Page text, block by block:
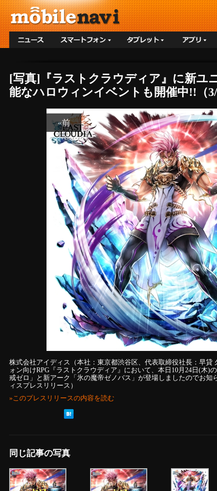
[写真]『ラストクラウディア』に新ユ
能なハロウィンイベントも開催中!!（
«前
株式会社アイディス（本社：東京都渋谷区、代表取締役社長：早貸
ォン向けRPG『ラストクラウディア』において、本日10月24日(木)
戒ゼロ」と新アーク「氷の魔帝ゼノバス」が登場しましたのでお知
ィスプレスリリース）
»このプレスリリースの内容を読む
同じ記事の写真